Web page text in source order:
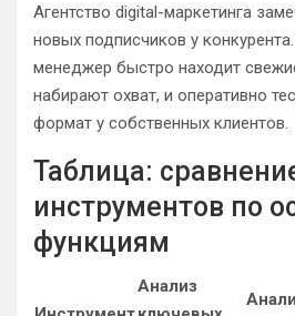
Агентство digital-маркетинга
новых подписчиков у
менеджер быстро находит
набирают охват, и оперативно
формат у собственных клиентов.
Таблица:
инструментов по
функциям
Анализ